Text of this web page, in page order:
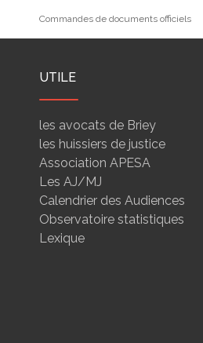
Commandes de documents officiels
UTILE
les avocats de Briey
les huissiers de justice
Association APESA
Les AJ/MJ
Calendrier des Audiences
Observatoire statistiques
Lexique